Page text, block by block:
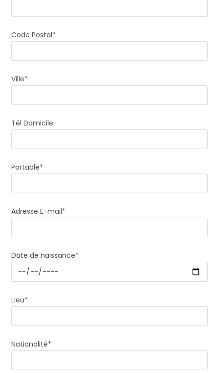
Code Postal*
Ville*
Tél Domicile
Portable*
Adresse E-mail*
Date de naissance*
Lieu*
Nationalité*